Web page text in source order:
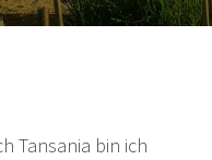
Tansania bin ich